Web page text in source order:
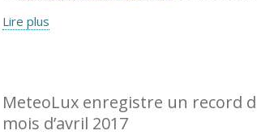
Lire plus
MeteoLux enregistre un record
mois d’avril 2017